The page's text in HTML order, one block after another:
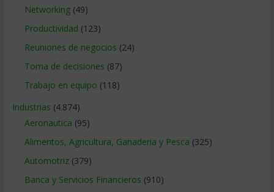
Networking(49)
Productividad (123)
Reuniones de negocios (24)
Toma de decisiones (87)
Trabajo en equipo (118)
Industrias (4.874)
Aeronautica (95)
Alimentos, Agricultura, Ganaderia y Pesca (325)
Automotriz(379)
Banca y Servicios Financieros (910)